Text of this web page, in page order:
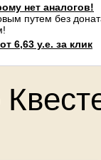
нет аналогов!
путем без
6,63 у.е. за клик